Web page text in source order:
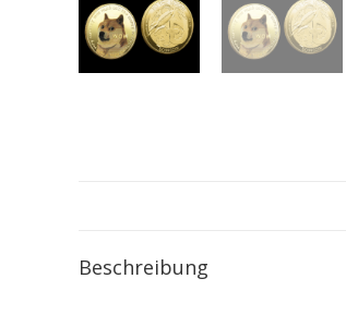
Beschreibung